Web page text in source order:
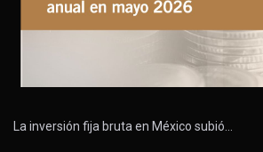
La inversión fija bruta en México subió…